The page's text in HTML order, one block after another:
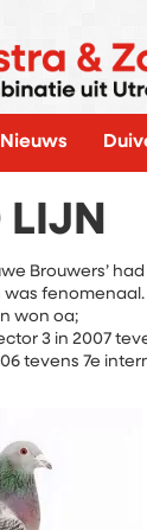
Nieuws
LIJN
Brouwers’
won oa;
3 in 2007
tevens 7e